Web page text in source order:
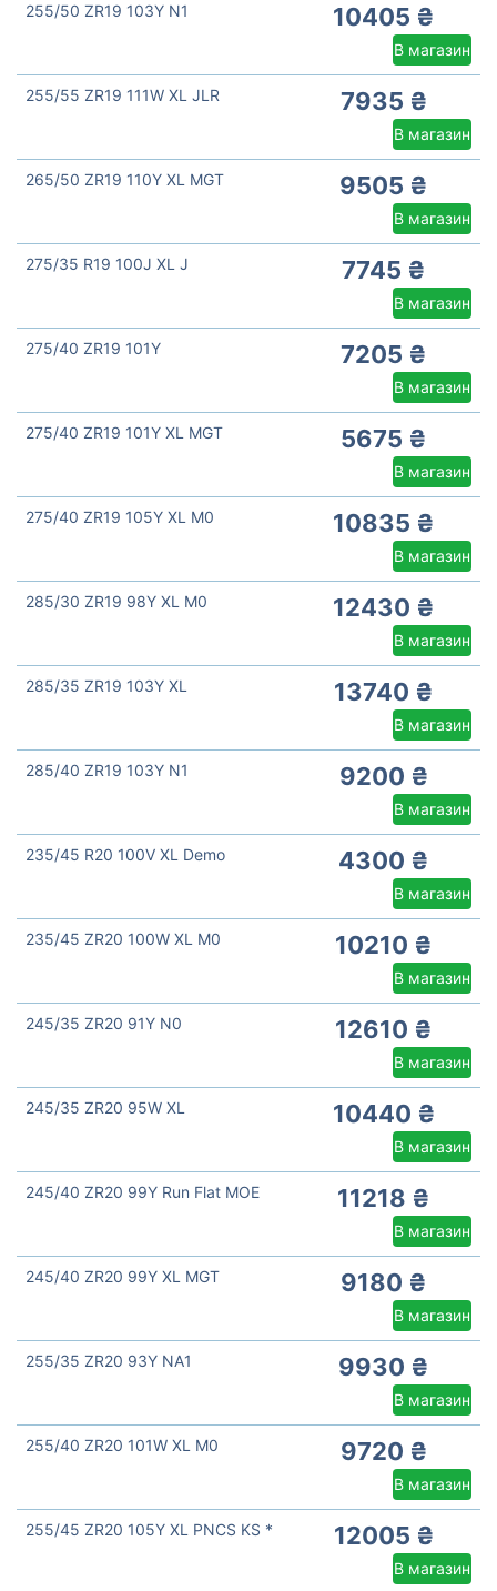
255/50 ZR19 103Y N1 10405 ₴
В магазин
255/55 ZR19 111W XL JLR 7935 ₴
В магазин
265/50 ZR19 110Y XL MGT 9505 ₴
В магазин
275/35 R19 100J XL J 7745 ₴
В магазин
275/40 ZR19 101Y 7205 ₴
В магазин
275/40 ZR19 101Y XL MGT 5675 ₴
В магазин
275/40 ZR19 105Y XL M0 10835 ₴
В магазин
285/30 ZR19 98Y XL M0 12430 ₴
В магазин
285/35 ZR19 103Y XL 13740 ₴
В магазин
285/40 ZR19 103Y N1 9200 ₴
В магазин
235/45 R20 100V XL Demo 4300 ₴
В магазин
235/45 ZR20 100W XL M0 10210 ₴
В магазин
245/35 ZR20 91Y N0 12610 ₴
В магазин
245/35 ZR20 95W XL 10440 ₴
В магазин
245/40 ZR20 99Y Run Flat MOE 11218 ₴
В магазин
245/40 ZR20 99Y XL MGT 9180 ₴
В магазин
255/35 ZR20 93Y NA1 9930 ₴
В магазин
255/40 ZR20 101W XL M0 9720 ₴
В магазин
255/45 ZR20 105Y XL PNCS KS * 12005 ₴
В магазин